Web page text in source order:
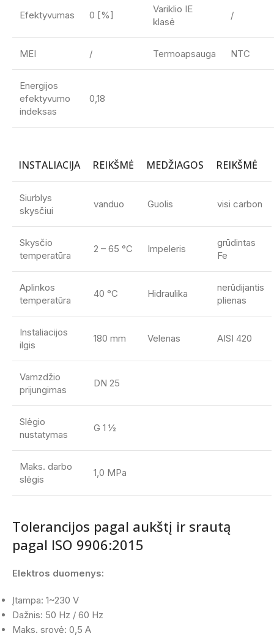
Efektyvumas 0 [%]
Variklio IE
klasė
/
MEI / Termoapsauga NTC
Energijos
efektyvumo
indeksas
0,18
INSTALIACIJA REIKŠMĖ MEDŽIAGOS REIKŠMĖ
Siurblys
skysčiui
vanduo Guolis visi carbon
Skysčio
temperatūra
2 – 65 °C Impeleris
grūdintas
Fe
Aplinkos
temperatūra
40 °C Hidraulika
nerūdijantis
plienas
Instaliacijos
ilgis
180 mm Velenas AISI 420
Vamzdžio
prijungimas
DN 25
Slėgio
nustatymas
G 1 ½
Maks. darbo
slėgis
1,0 MPa
Tolerancijos pagal aukštį ir srautą
pagal ISO 9906:2015
Elektros duomenys:
Įtampa: 1~230 V
Dažnis: 50 Hz / 60 Hz
Maks. srovė: 0,5 A